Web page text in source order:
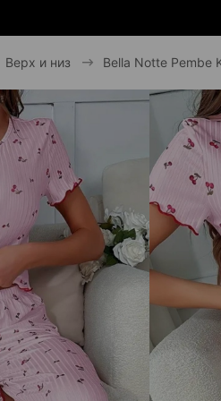
Верх и низ Bella Notte Pembe